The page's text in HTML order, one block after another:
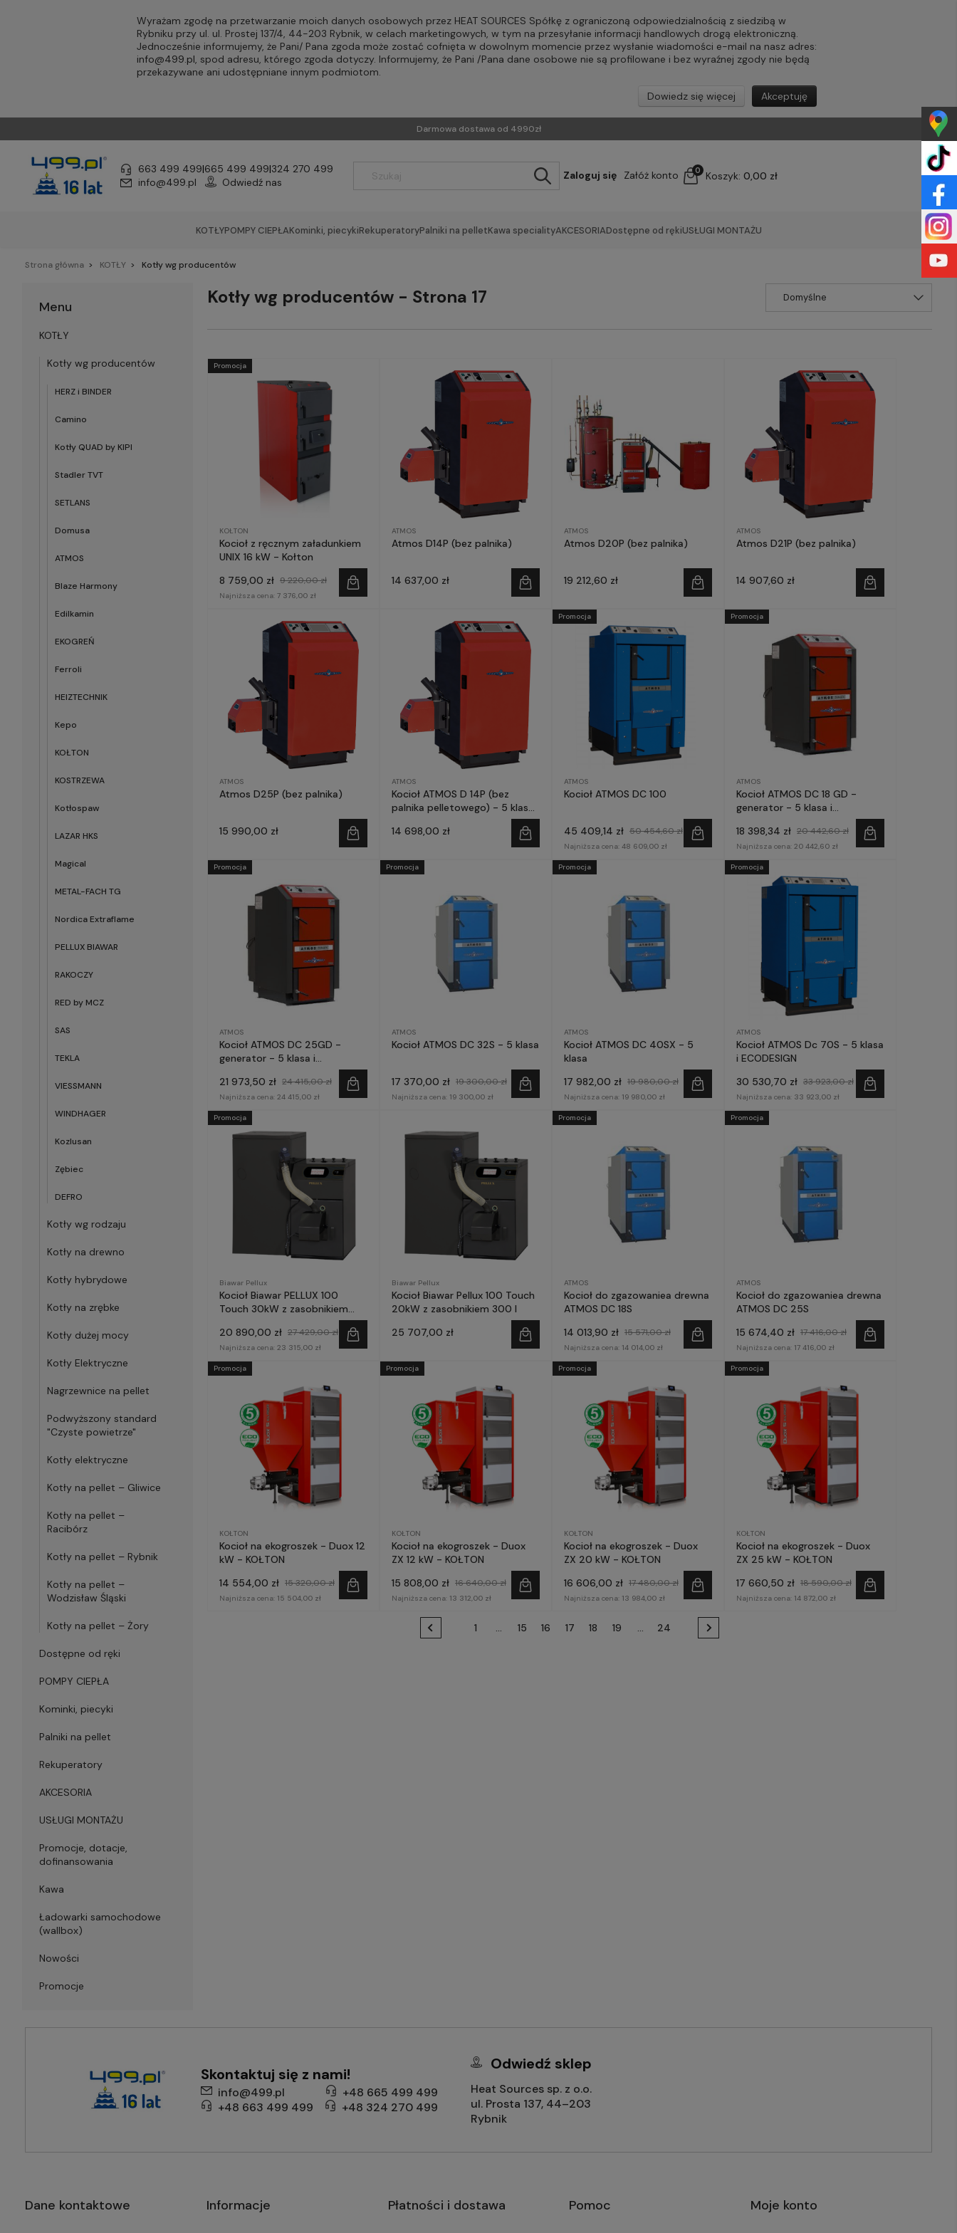
Wyrażam zgodę na przetwarzanie moich danych osobowych przez HEAT SOURCES Spółkę z ograniczoną odpowiedzialnością z siedzibą w
Rybniku przy ul. ul. Prostej 137/4, 44-203 Rybnik, w celach marketingowych, w tym na przesyłanie informacji handlowych drogą elektroniczną.
Jednocześnie informujemy, że Pani/ Pana zgoda może zostać cofnięta w dowolnym momencie przez wysłanie wiadomości e-mail na nasz adres:
info@499.pl, spod adresu, którego zgoda dotyczy. Informujemy, że Pani /Pana dane osobowe nie są profilowane i bez wyraźnej zgody nie będą
przekazywane ani udostępniane innym podmiotom.
Akceptuję
Dowiedz się więcej
Darmowa dostawa od 4990zł
663 499 499|665 499 499|324 270 499
info@499.pl
Odwiedź nas
Zaloguj się Załóż konto Koszyk: 0,00 zł
0
KOTŁYPOMPY CIEPŁAKominki, piecykiRekuperatoryPalniki na pelletKawa specialityAKCESORIADostępne od rękiUSŁUGI MONTAŻU
Strona główna KOTŁY Kotły wg producentów
Menu
KOTŁY
Kotły wg producentów
HERZ i BINDER
Camino
Kotły QUAD by KIPI
Stadler TVT
SETLANS
Domusa
ATMOS
Blaze Harmony
Edilkamin
EKOGREŃ
Ferroli
HEIZTECHNIK
Kepo
KOŁTON
KOSTRZEWA
Kotłospaw
LAZAR HKS
Magical
METAL-FACH TG
Nordica Extraflame
PELLUX BIAWAR
RAKOCZY
RED by MCZ
SAS
TEKLA
VIESSMANN
WINDHAGER
Kozlusan
Zębiec
DEFRO
Kotły wg rodzaju
Kotły na drewno
Kotły hybrydowe
Kotły na zrębke
Kotły dużej mocy
Kotły Elektryczne
Nagrzewnice na pellet
Podwyższony standard
"Czyste powietrze"
Kotły elektryczne
Kotły na pellet – Gliwice
Kotły na pellet –
Racibórz
Kotły na pellet – Rybnik
Kotły na pellet –
Wodzisław Śląski
Kotły na pellet – Żory
Dostępne od ręki
POMPY CIEPŁA
Kominki, piecyki
Palniki na pellet
Rekuperatory
AKCESORIA
USŁUGI MONTAŻU
Promocje, dotacje,
dofinansowania
Kawa
Ładowarki samochodowe
(wallbox)
Nowości
Promocje
Kotły wg producentów - Strona 17
KOŁTON
Kocioł z ręcznym załadunkiem
UNIX 16 kW - Kołton
8 759,00 zł 9 220,00 zł
Najniższa cena: 7 376,00 zł
Promocja
ATMOS
Atmos D14P (bez palnika)
14 637,00 zł
ATMOS
Atmos D20P (bez palnika)
19 212,60 zł
ATMOS
Atmos D21P (bez palnika)
14 907,60 zł
ATMOS
Atmos D25P (bez palnika)
15 990,00 zł
ATMOS
Kocioł ATMOS D 14P (bez
palnika pelletowego) - 5 klasa i
14 698,00 zł
ATMOS
Kocioł ATMOS DC 100
45 409,14 zł 50 454,60 zł
Najniższa cena: 48 609,00 zł
Promocja
ATMOS
Kocioł ATMOS DC 18 GD -
generator - 5 klasa i
18 398,34 zł 20 442,60 zł
Najniższa cena: 20 442,60 zł
Promocja
ATMOS
Kocioł ATMOS DC 25GD -
generator - 5 klasa i
21 973,50 zł 24 415,00 zł
Najniższa cena: 24 415,00 zł
Promocja
ATMOS
Kocioł ATMOS DC 32S - 5 klasa
17 370,00 zł 19 300,00 zł
Najniższa cena: 19 300,00 zł
Promocja
ATMOS
Kocioł ATMOS DC 40SX - 5
klasa
17 982,00 zł 19 980,00 zł
Najniższa cena: 19 980,00 zł
Promocja
ATMOS
Kocioł ATMOS Dc 70S - 5 klasa
i ECODESIGN
30 530,70 zł 33 923,00 zł
Najniższa cena: 33 923,00 zł
Promocja
Biawar Pellux
Kocioł Biawar PELLUX 100
Touch 30kW z zasobnikiem
20 890,00 zł 27 429,00 zł
Najniższa cena: 23 315,00 zł
Promocja
Biawar Pellux
Kocioł Biawar Pellux 100 Touch
20kW z zasobnikiem 300 l
25 707,00 zł
ATMOS
Kocioł do zgazowaniea drewna
ATMOS DC 18S
14 013,90 zł 15 571,00 zł
Najniższa cena: 14 014,00 zł
Promocja
ATMOS
Kocioł do zgazowaniea drewna
ATMOS DC 25S
15 674,40 zł 17 416,00 zł
Najniższa cena: 17 416,00 zł
Promocja
KOŁTON
Kocioł na ekogroszek - Duox 12
kW - KOŁTON
14 554,00 zł 15 320,00 zł
Najniższa cena: 15 504,00 zł
Promocja
KOŁTON
Kocioł na ekogroszek - Duox
ZX 12 kW - KOŁTON
15 808,00 zł 16 640,00 zł
Najniższa cena: 13 312,00 zł
Promocja
KOŁTON
Kocioł na ekogroszek - Duox
ZX 20 kW - KOŁTON
16 606,00 zł 17 480,00 zł
Najniższa cena: 13 984,00 zł
Promocja
KOŁTON
Kocioł na ekogroszek - Duox
ZX 25 kW - KOŁTON
17 660,50 zł 18 590,00 zł
Najniższa cena: 14 872,00 zł
Promocja
1 ... 15 16 17 18 19 ... 24
Skontaktuj się z nami!
info@499.pl
+48 665 499 499
+48 663 499 499
+48 324 270 499
Odwiedź sklep
Heat Sources sp. z o.o.
ul. Prosta 137, 44–203
Rybnik
Dane kontaktowe Informacje Płatności i dostawa Pomoc Moje konto